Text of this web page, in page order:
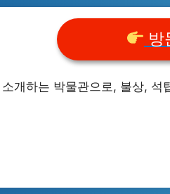
방
개하는 박물관으로, 불상,